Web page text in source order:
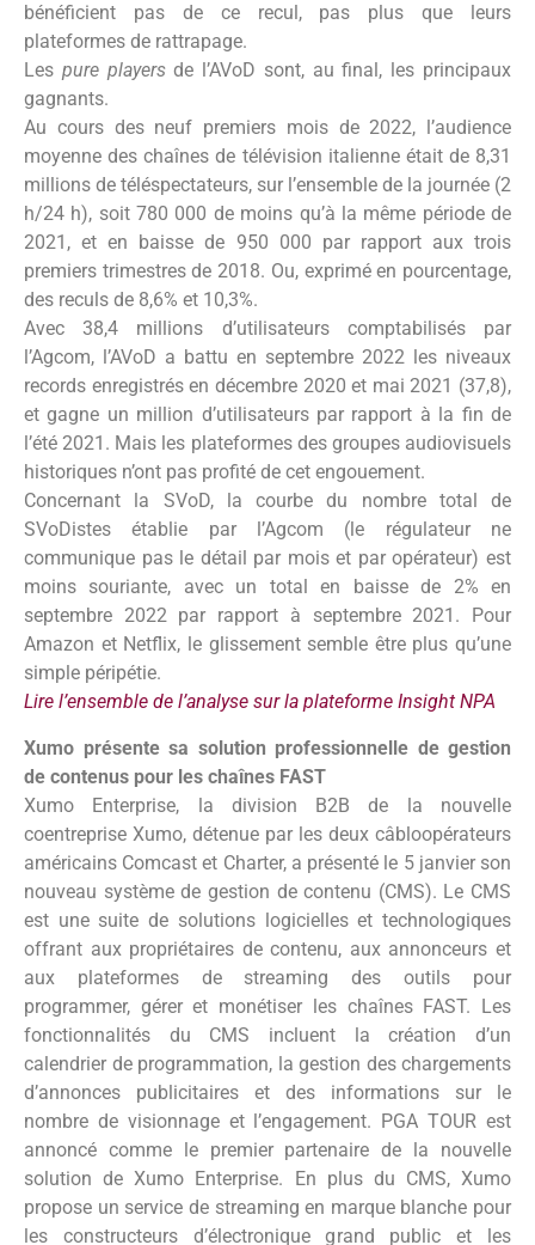
bénéficient pas de ce recul, pas plus que leurs
plateformes de rattrapage.
Les pure playersde l’AVoD sont, au final, les principaux
gagnants.
Au cours des neuf premiers mois de 2022, l’audience
moyenne des chaînes de télévision italienne était de 8,31
millions de téléspectateurs, sur l’ensemble de la journée (2
h/24 h), soit 780 000 de moins qu’à la même période de
2021, et en baisse de 950 000 par rapport aux trois
premiers trimestres de 2018. Ou, exprimé en pourcentage,
des reculs de 8,6% et 10,3%.
Avec 38,4 millions d’utilisateurs comptabilisés par
l’Agcom, l’AVoD a battu en septembre 2022 les niveaux
records enregistrés en décembre 2020 et mai 2021 (37,8),
et gagne un million d’utilisateurs par rapport à la fin de
l’été 2021. Mais les plateformes des groupes audiovisuels
historiques n’ont pas profité de cet engouement.
Concernant la SVoD, la courbe du nombre total de
SVoDistes établie par l’Agcom (le régulateur ne
communique pas le détail par mois et par opérateur) est
moins souriante, avec un total en baisse de 2% en
septembre 2022 par rapport à septembre 2021. Pour
Amazon et Netflix, le glissement semble être plus qu’une
simple péripétie.
Lire l’ensemble de l’analyse sur la plateforme Insight NPA
Xumo présente sa solution professionnelle de gestion
de contenus pour les chaînes FAST
Xumo Enterprise, la division B2B de la nouvelle
coentreprise Xumo, détenue par les deux câbloopérateurs
américains Comcast et Charter, a présenté le 5 janvier son
nouveau système de gestion de contenu (CMS). Le CMS
est une suite de solutions logicielles et technologiques
offrant aux propriétaires de contenu, aux annonceurs et
aux plateformes de streaming des outils pour
programmer, gérer et monétiser les chaînes FAST. Les
fonctionnalités du CMS incluent la création d’un
calendrier de programmation, la gestion des chargements
d’annonces publicitaires et des informations sur le
nombre de visionnage et l’engagement. PGA TOUR est
annoncé comme le premier partenaire de la nouvelle
solution de Xumo Enterprise. En plus du CMS, Xumo
propose un service de streaming en marque blanche pour
les constructeurs d’électronique grand public et les